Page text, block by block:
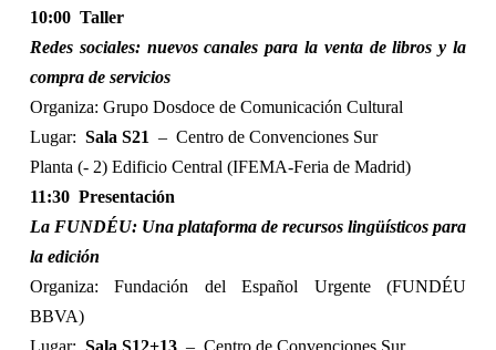
10:00 Taller
Redes sociales: nuevos canales para la venta de libros y la
compra de servicios
Organiza: Grupo Dosdoce de Comunicación Cultural
Lugar: Sala S21 – Centro de Convenciones Sur
Planta (- 2) Edificio Central (IFEMA-Feria de Madrid)
11:30 Presentación
La FUNDÉU: Una plataforma de recursos lingüísticos para
la edición
Organiza: Fundación del Español Urgente (FUNDÉU
BBVA)
Lugar: Sala S12+13 – Centro de Convenciones Sur